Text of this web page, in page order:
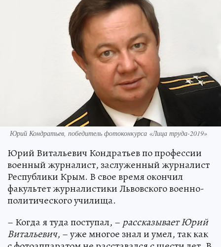
Юрий Кондратьев, победитель фотоконкурса «Лица труда-2019»
Юрий Витальевич Кондратьев по профессии
военный журналист, заслуженный журналист
Республики Крым. В свое время окончил
факультет журналистики Львовского военно-
политического училища.
– Когда я туда поступал, – рассказывает Юрий
Витальевич, – уже многое знал и умел, так как